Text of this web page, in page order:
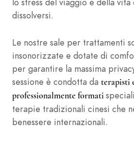
dissolversi.
Le nostre sale per trattamenti
insonorizzate e dotate di
per garantire la massima
sessione è condotta da terapisti
professionalmente formati
terapie tradizionali cinesi che
benessere internazionali.